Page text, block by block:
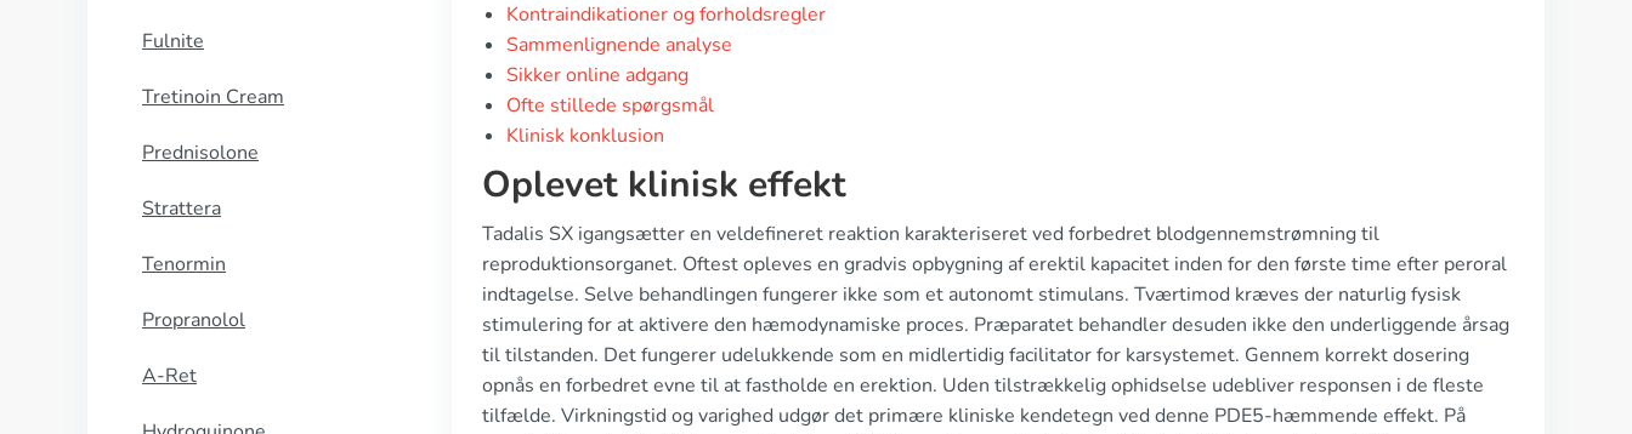
Fulnite
Tretinoin Cream
Prednisolone
Strattera
Tenormin
Propranolol
A-Ret
Kontraindikationer og forholdsregler
Sammenlignende analyse
Sikker online adgang
Ofte stillede spørgsmål
Klinisk konklusion
Oplevet klinisk effekt
Tadalis SX igangsætter en veldefineret reaktion karakteriseret ved forbedret blodgennemstrømning til
reproduktionsorganet. Oftest opleves en gradvis opbygning af erektil kapacitet inden for den første time efter peroral
indtagelse. Selve behandlingen fungerer ikke som et autonomt stimulans. Tværtimod kræves der naturlig fysisk
stimulering for at aktivere den hæmodynamiske proces. Præparatet behandler desuden ikke den underliggende årsag
til tilstanden. Det fungerer udelukkende som en midlertidig facilitator for karsystemet. Gennem korrekt dosering
opnås en forbedret evne til at fastholde en erektion. Uden tilstrækkelig ophidselse udebliver responsen i de fleste
tilfælde. Virkningstid og varighed udgør det primære kliniske kendetegn ved denne PDE5-hæmmende effekt. På